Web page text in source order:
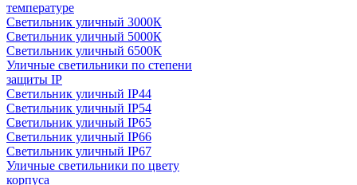
температуре
Cветильник уличный 3000К
Cветильник уличный 5000К
Cветильник уличный 6500К
Уличные светильники по степени
защиты IP
Светильник уличный IP44
Светильник уличный IP54
Светильник уличный IP65
Светильник уличный IP66
Светильник уличный IP67
Уличные светильники по цвету
корпуса